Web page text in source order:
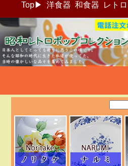
Top▶ 洋食器 和食器 レトロ
昭和レトロポ
貨通販＠フ